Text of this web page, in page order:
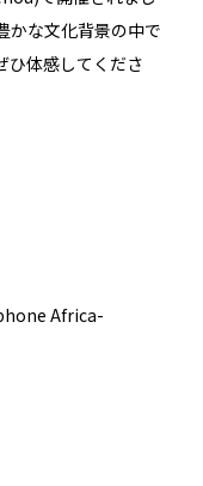
かな文化背景の中で
ひ体感してくださ
Africa-